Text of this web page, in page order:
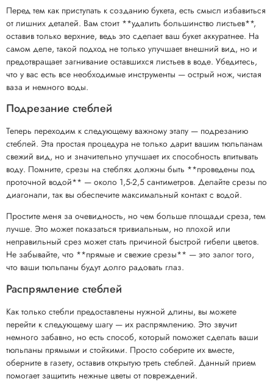
Перед тем как приступать к созданию букета, есть смысл избавиться
от лишних деталей. Вам стоит **удалить большинство листьев**,
оставив только верхние, ведь это сделает ваш букет аккуратнее. На
самом деле, такой подход не только улучшает внешний вид, но и
предотвращает загнивание оставшихся листьев в воде. Убедитесь,
что у вас есть все необходимые инструменты — острый нож, чистая
ваза и немного воды.
Подрезание стеблей
Теперь переходим к следующему важному этапу — подрезанию
стеблей. Эта простая процедура не только дарит вашим тюльпанам
свежий вид, но и значительно улучшает их способность впитывать
воду. Помните, срезы на стеблях должны быть **проведены под
проточной водой** — около 1,5-2,5 сантиметров. Делайте срезы по
диагонали, так вы обеспечите максимальный контакт с водой.
Простите меня за очевидность, но чем больше площади среза, тем
лучше. Это может показаться тривиальным, но плохой или
неправильный срез может стать причиной быстрой гибели цветов.
Не забывайте, что **прямые и свежие срезы** — это залог того,
что ваши тюльпаны будут долго радовать глаз.
Распрямление стеблей
Как только стебли предоставлены нужной длины, вы можете
перейти к следующему шагу — их распрямлению. Это звучит
немного забавно, но есть способ, который поможет сделать ваши
тюльпаны прямыми и стойкими. Просто соберите их вместе,
оберните в газету, оставив открытую треть стеблей. Данный прием
помогает защитить нежные цветы от повреждений.